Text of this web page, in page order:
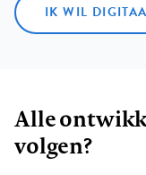
IK WIL
Alle
volgen?